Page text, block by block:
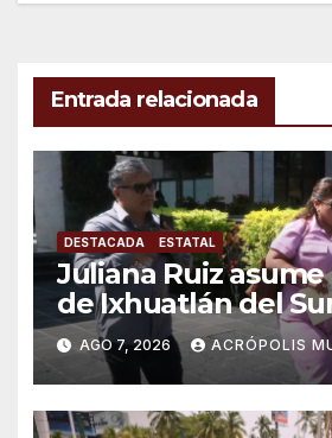
Entrada relacionada
DESTACADA ESTATAL
Juliana Ruiz
de Ixhuatlán del
AGO 7, 2026 ACRÓPOLIS